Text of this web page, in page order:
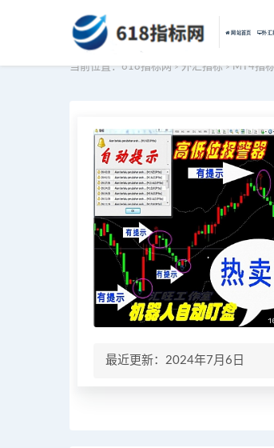
网站首页 外汇
当前位置：618指标网 > 外汇指标 > MT4指
最近更新：2024年7月6日